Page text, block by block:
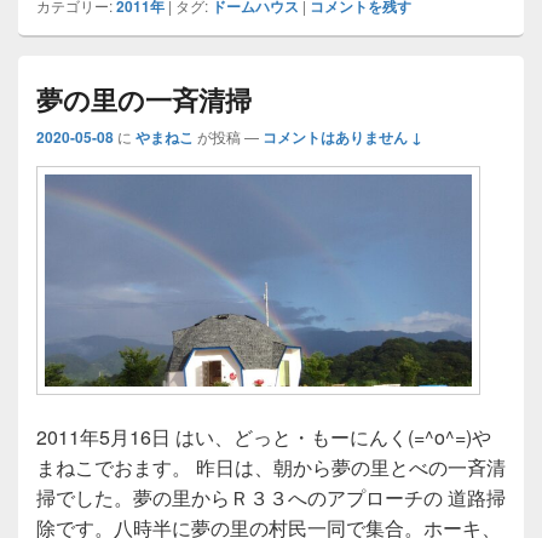
カテゴリー:2011年 | タグ: ドームハウス | コメントを残す
夢の里の一斉清掃
2020-05-08 に やまねこ が投稿 — コメントはありません ↓
2011年5月16日 はい、どっと・もーにんく(=^o^=)や
まねこでおます。 昨日は、朝から夢の里とべの一斉清
掃でした。夢の里からＲ３３へのアプローチの 道路掃
除です。八時半に夢の里の村民一同で集合。ホーキ、